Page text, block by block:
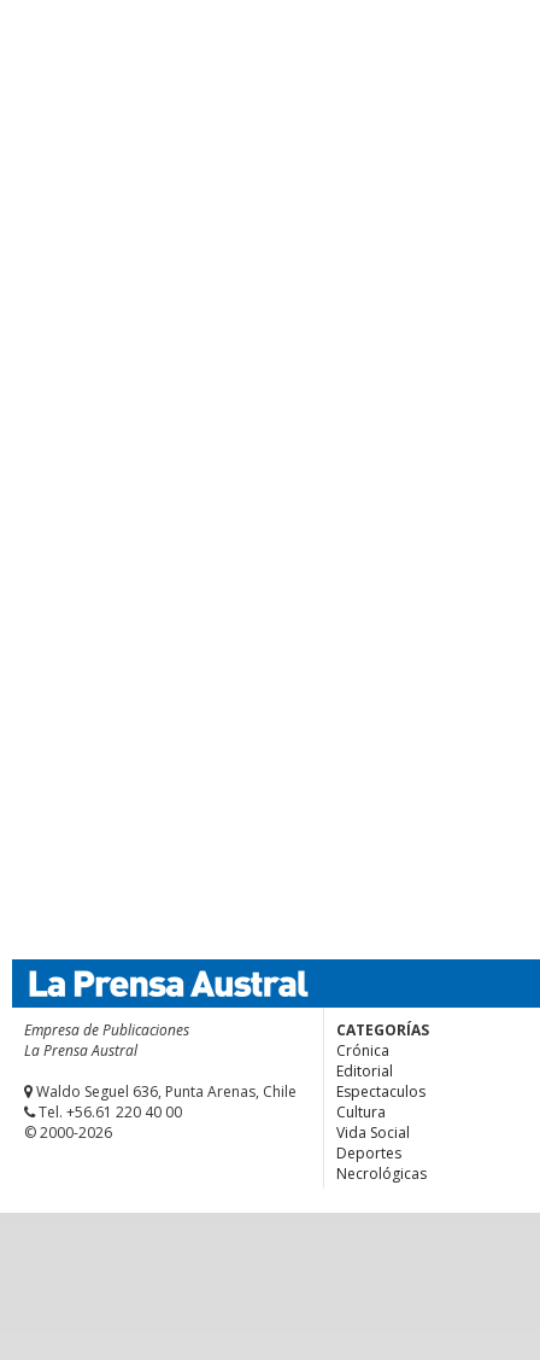
Empresa de Publicaciones
La Prensa Austral
Waldo Seguel 636, Punta Arenas, Chile
Tel. +56.61 220 40 00
© 2000-2026
CATEGORÍAS
Crónica
Editorial
Espectaculos
Cultura
Vida Social
Deportes
Necrológicas